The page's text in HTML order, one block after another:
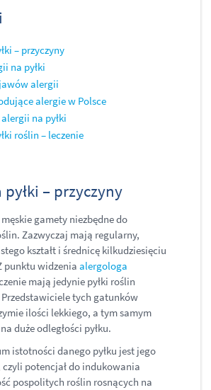
– przyczyny
na pyłki
alergii
alergie w Polsce
na pyłki
roślin – leczenie
– przyczyny
gamety niezbędne do
Zazwyczaj mają regularny,
kształt i średnicę kilkudziesięciu
punktu widzenia alergologa
mają jedynie pyłki roślin
tych gatunków
ilości lekkiego, a tym samym
duże odległości pyłku.
istotności danego pyłku jest jego
potencjał do indukowania
pospolitych roślin rosnących na